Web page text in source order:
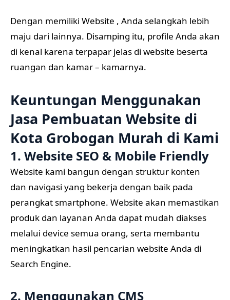
Dengan memiliki Website , Anda selangkah lebih
maju dari lainnya. Disamping itu, profile Anda akan
di kenal karena terpapar jelas di website beserta
ruangan dan kamar – kamarnya.
Keuntungan Menggunakan
Jasa Pembuatan Website di
Kota Grobogan Murah di Kami
1. Website SEO & Mobile Friendly
Website kami bangun dengan struktur konten
dan navigasi yang bekerja dengan baik pada
perangkat smartphone. Website akan memastikan
produk dan layanan Anda dapat mudah diakses
melalui device semua orang, serta membantu
meningkatkan hasil pencarian website Anda di
Search Engine.
2. Menggunakan CMS